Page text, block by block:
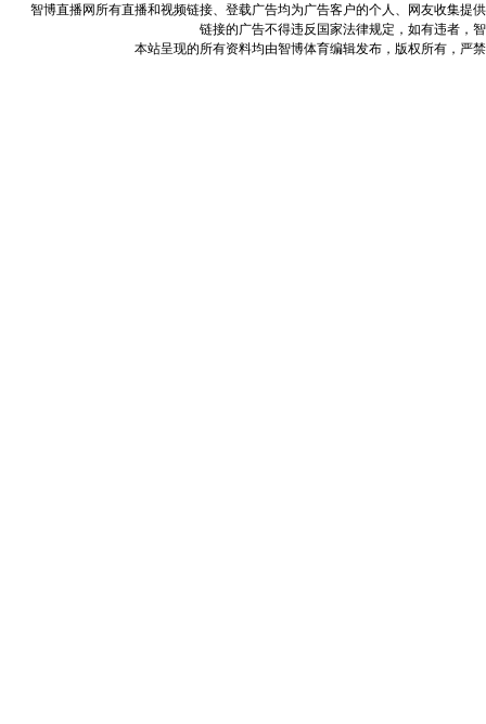
智博直播网所有直播和视频链接、登载广告均为广告客户的个人、网友收集提
链接的广告不得违反国家法律规定，如有违者，
本站呈现的所有资料均由智博体育编辑发布，版权所有，严